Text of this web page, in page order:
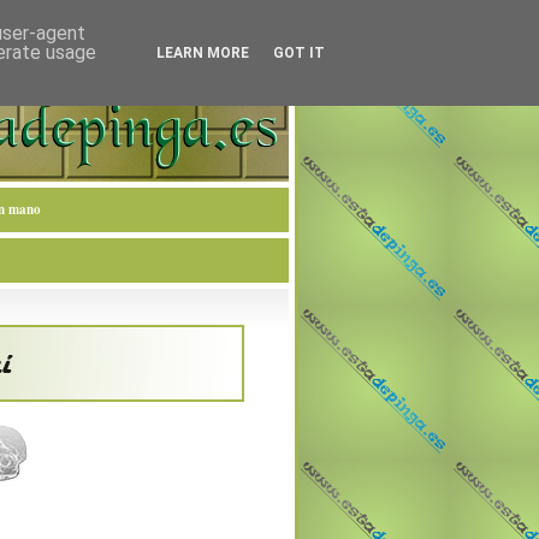
mano
agent
usage
LEARN MORE GOT IT